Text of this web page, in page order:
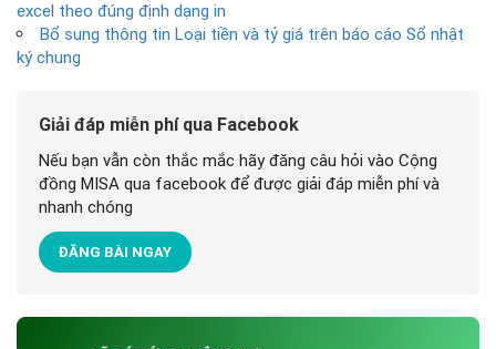
excel theo đúng định dạng in
Bổ sung thông tin Loại tiền và tỷ giá trên báo cáo Sổ nhật
ký chung
Giải đáp miễn phí qua Facebook
Nếu bạn vẫn còn thắc mắc hãy đăng câu hỏi vào Cộng
đồng MISA qua facebook để được giải đáp miễn phí và
nhanh chóng
ĐĂNG BÀI NGAY